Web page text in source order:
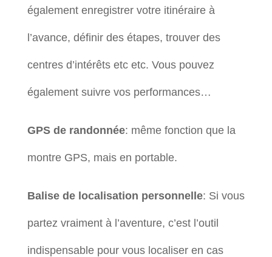
également enregistrer votre itinéraire à
l’avance, définir des étapes, trouver des
centres d’intérêts etc etc. Vous pouvez
également suivre vos performances…
GPS de randonnée: même fonction que la
montre GPS, mais en portable.
Balise de localisation personnelle: Si vous
partez vraiment à l’aventure, c’est l’outil
indispensable pour vous localiser en cas